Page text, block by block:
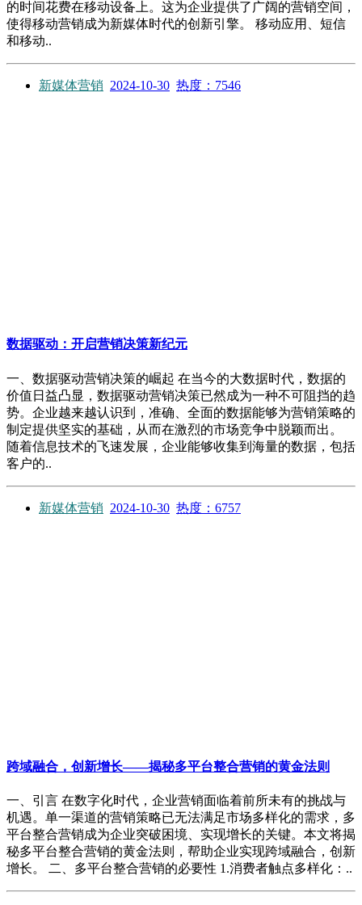
的时间花费在移动设备上。这为企业提供了广阔的营销空间，
使得移动营销成为新媒体时代的创新引擎。 移动应用、短信
和移动..
新媒体营销 2024-10-30 热度：7546
数据驱动：开启营销决策新纪元
一、数据驱动营销决策的崛起 在当今的大数据时代，数据的
价值日益凸显，数据驱动营销决策已然成为一种不可阻挡的趋
势。企业越来越认识到，准确、全面的数据能够为营销策略的
制定提供坚实的基础，从而在激烈的市场竞争中脱颖而出。
随着信息技术的飞速发展，企业能够收集到海量的数据，包括
客户的..
新媒体营销 2024-10-30 热度：6757
跨域融合，创新增长——揭秘多平台整合营销的黄金法则
一、引言 在数字化时代，企业营销面临着前所未有的挑战与
机遇。单一渠道的营销策略已无法满足市场多样化的需求，多
平台整合营销成为企业突破困境、实现增长的关键。本文将揭
秘多平台整合营销的黄金法则，帮助企业实现跨域融合，创新
增长。 二、多平台整合营销的必要性 1.消费者触点多样化：..